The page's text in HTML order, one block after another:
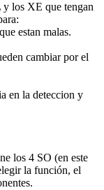
y los XE que tengan
estan malas.
cambiar por el
en la deteccion y
los 4 SO (en este
la función, el